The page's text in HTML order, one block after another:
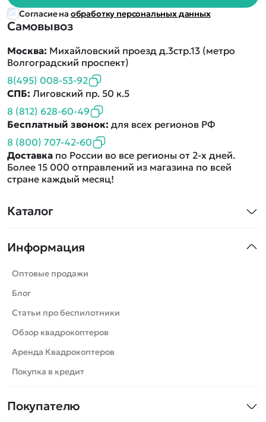
Каталог
Машинки
Танки
Вертолеты
Катера
Роботы
Самолеты
Сборные модели
Спецтехника
Информация
Оптовые продажи
Блог
Статьи про беспилотники
Обзор квадрокоптеров
Аренда Квадрокоптеров
Покупка в кредит
Покупателю
Самовывоз
Москва: Михайловский проезд д.3стр.13 (метро
Волгоградский проспект)
8(495) 008-53-92
СПБ: Лиговский пр. 50 к.5
8 (812) 628-60-49
Бесплатный звонок: для всех регионов РФ
8 (800) 707-42-60
Доставка по России во все регионы от 2-х дней.
Более 15 000 отправлений из магазина по всей
стране каждый месяц!
Согласие на обработку персональных данных